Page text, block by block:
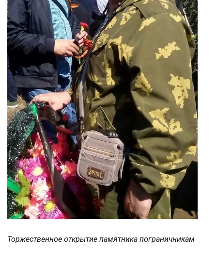
Торжественное открытие памятника пограничникам